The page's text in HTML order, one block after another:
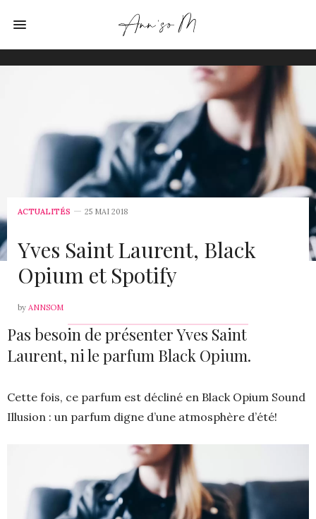
ACTUALITÉS 25 MAI 2018
Yves Saint Laurent, Black
Opium et Spotify
by ANNSOM
Pas besoin de présenter Yves Saint
Laurent, ni le parfum Black Opium.
Cette fois, ce parfum est décliné en Black Opium Sound
Illusion : un parfum digne d’une atmosphère d’été!